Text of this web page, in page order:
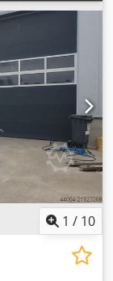
1 / 10